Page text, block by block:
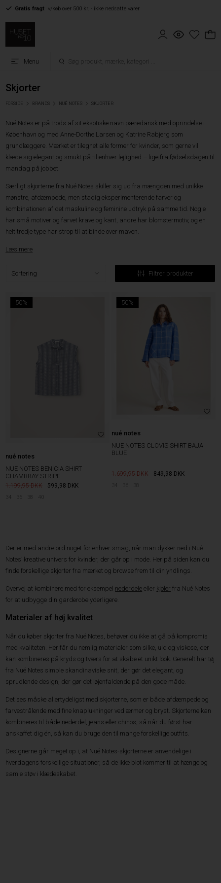
Gratis fragt v/køb over 500 kr. - ikke nedsatte varer
Menu
Skjorter
FORSIDE BRANDS NUÉ NOTES SKJORTER
Nué Notes er på trods af sit eksotiske navn pæredansk med oprindelse i
København og med Anne-Dorthe Larsen og Katrine Rabjerg som
grundlæggere. Mærket er tilegnet alle former for kvinder, som gerne vil
klæde sig elegant og smukt på til enhver lejlighed – lige fra fødselsdagen til
mandag på jobbet.
Særligt skjorterne fra Nué Notes skiller sig ud fra mængden med unikke
mønstre, afdæmpede, men stadig eksperimenterende farver og
kombinationen af det maskuline og feminine udtryk på samme tid. Nogle
har små motiver og farvet krave og kant, andre har blomstermotiv, og en
helt tredje type har strop til at binde over maven.
Læs mere
Filtrer produkter
50%
nué notes
NUE NOTES BENICIA SHIRT
CHAMBRAY STRIPE
1.199,95 599,98 DKK
34 36 38
50%
nué notes
NUE NOTES CLOVIS SHIRT BAJA
BLUE
1.699,95 849,98 DKK
34 36 38
Der er med andre ord noget for enhver smag, når man dykker ned i Nué
Notes’ kreative univers for kvinder, der går op i mode. Her på siden kan du
finde forskellige skjorter fra mærket og browse frem til din yndlings.
Overvej at kombinere med for eksempel nederdele eller kjoler fra Nué Notes
for at udbygge din garderobe yderligere.
Materialer af høj kvalitet
Når du køber skjorter fra Nué Notes, behøver du ikke at gå på kompromis
med kvaliteten. Her får du nemlig materialer som silke, uld og viskose, der
kan kombineres på kryds og tværs for at skabe et unikt look. Generelt har tøj
fra Nué Notes simple skandinaviske snit, der gør det elegant, og
sprudlende design, der gør det iøjenfaldende på den gode måde.
Det ses måske allertydeligst med skjorterne, som er både afdæmpede og
farvestrålende med fine knaplukninger ved ærmer og bryst. Skjorterne kan
kombineres til både nederdel, jeans eller chinos, så når du først har
anskaffet dig én, så kan du bruge den til mange forskellige outfits.
Designerne går meget op i, at Nué Notes-skjorterne er anvendelige i
hverdagens forskellige situationer, så de ikke blot kommer til at hænge og
samle støv i klædeskabet.